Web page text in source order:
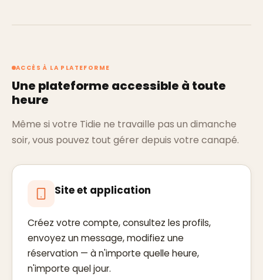
ACCÈS À LA PLATEFORME
Une plateforme accessible à toute
heure
Même si votre Tidie ne travaille pas un dimanche
soir, vous pouvez tout gérer depuis votre canapé.
Site et application
Créez votre compte, consultez les profils,
envoyez un message, modifiez une
réservation — à n'importe quelle heure,
n'importe quel jour.